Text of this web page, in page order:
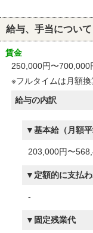
給与、手当について
賃金
250,000円〜700,000
※フルタイムは月額
給与の内訳
基本給（月額
203,000円〜
定額的に支払
-
固定残業代